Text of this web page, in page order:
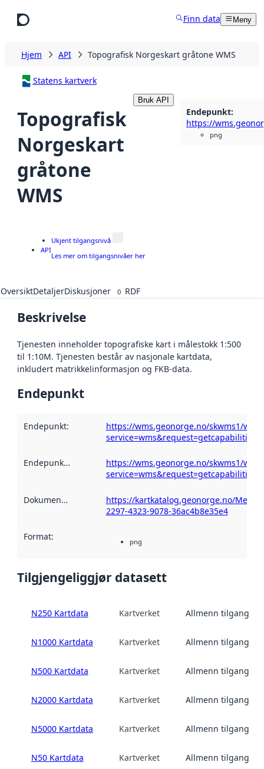
Finn data Meny
Hjem API Topografisk Norgeskart gråtone WMS
Statens kartverk
Topografisk
Norgeskart
gråtone
WMS
Bruk API
Endepunkt:
png
API
Ukjent tilgangsnivå
Les mer om tilgangsnivåer her
OversiktDetaljerDiskusjoner 0 RDF
Beskrivelse
Tjenesten inneholder topografiske kart i målestokk 1:500
til 1:10M. Tjenesten består av nasjonale kartdata,
inkludert matrikkelinformasjon og FKB-data.
Endepunkt
Endepunkt:
https://wms.geonorge.no/skwms1/
service=wms&request=getcapabilities
Endepunktbeskrivelse :
https://wms.geonorge.no/skwms1/
service=wms&request=getcapabilities
Dokumentasjon
https://kartkatalog.geonorge.no/
2297-4323-9078-36ac4b8e35e4
Format: png
Tilgjengeliggjør datasett
N250 Kartdata Kartverket Allmenn tilgang
N1000 Kartdata Kartverket Allmenn tilgang
N500 Kartdata Kartverket Allmenn tilgang
N2000 Kartdata Kartverket Allmenn tilgang
N5000 Kartdata Kartverket Allmenn tilgang
N50 Kartdata Kartverket Allmenn tilgang